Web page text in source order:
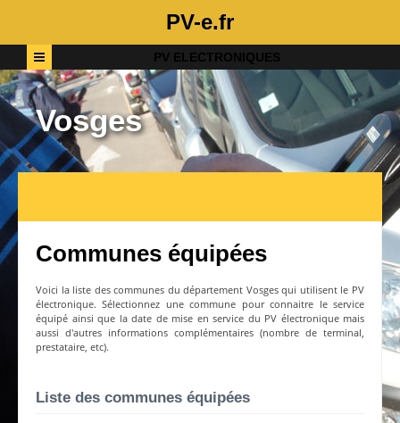
PV-e.fr
PV ELECTRONIQUES
Vosges
Communes équipées
Voici la liste des communes du département Vosgesqui utilisent le PV
électronique. Sélectionnez une commune pour connaitre le service
équipé ainsi que la date de mise en service du PV électronique mais
aussi d'autres informations complémentaires (nombre de terminal,
prestataire, etc).
Liste des communes équipées